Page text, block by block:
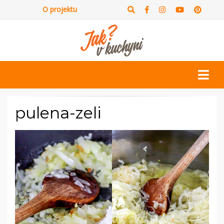
O projektu
pulena-zeli